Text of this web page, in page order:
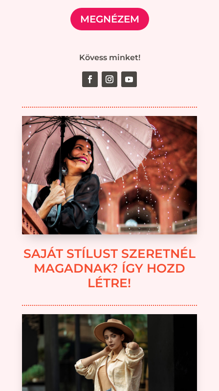
MEGNÉZEM
Kövess minket!
SAJÁT STÍLUST SZERETNÉL
MAGADNAK? ÍGY HOZD
LÉTRE!